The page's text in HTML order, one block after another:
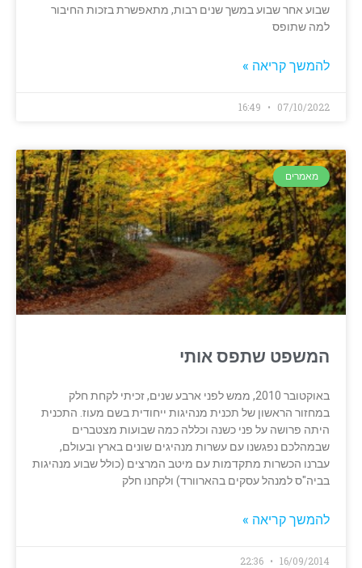
שבוע אחר שבוע במשך שנים רבות, מתאפשרת בזכות החיבור
למה שתופס
להמשך קריאה »
07/10/2022
מאמרים
המשפט שתפס אותי
באוקטובר 2010, ממש לפני ארבע שנים, זכיתי לקחת חלק
במחזור הראשון של תכנית מנהיגות ייחודית בשם מעוז. התכנית
היתה פרושה על פני כשנה וכללה כמה שבועות מצטברים
שבמהלכם נפגשנו עם עשרות מנהיגים שונים בארץ ובעולם,
עברנו הכשרות מתקדמות עם מיטב המרצים (כולל שבוע מנהיגות
בביה"ס למנהל עסקים בהארוורד) ולקחנו חלק
להמשך קריאה »
16/09/2014